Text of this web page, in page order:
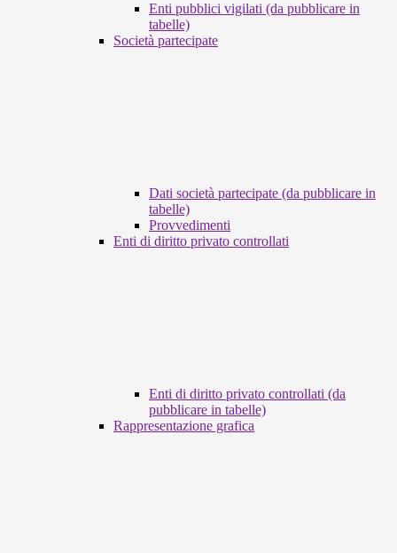
Enti pubblici vigilati (da pubblicare in
tabelle)
Società partecipate
Dati società partecipate (da pubblicare in
tabelle)
Provvedimenti
Enti di diritto privato controllati
Enti di diritto privato controllati (da
pubblicare in tabelle)
Rappresentazione grafica